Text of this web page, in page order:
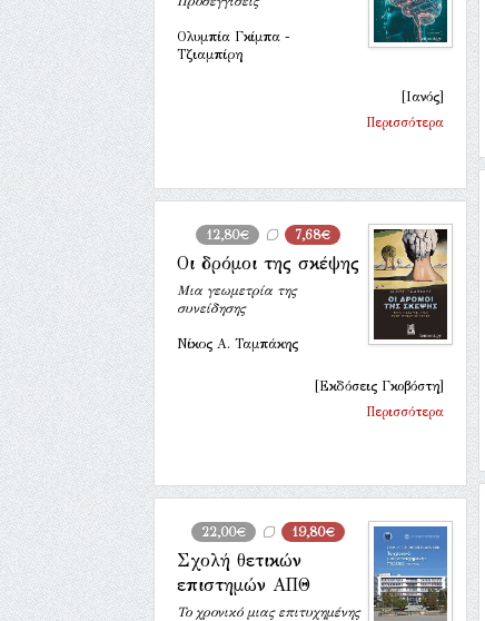
Ολυμπία Γκίμπα -
Τζιαμπίρη
[Ιανός]
Περισσότερα
12,80€ 7,68€
Οι δρόμοι της σκέψης
Μια γεωμετρία της
συνείδησης
Νίκος Α. Ταμπάκης
[Εκδόσεις Γκοβόστη]
Περισσότερα
22,00€ 19,80€
Σχολή θετικών
επιστημών ΑΠΘ
Το χρονικό μιας επιτυχημένης